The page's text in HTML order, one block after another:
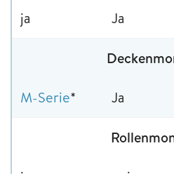
ja Ja
M-Serie* Ja